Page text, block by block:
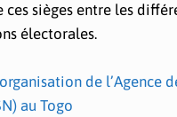
sièges entre les
électorales.
de l’Agence
au Togo